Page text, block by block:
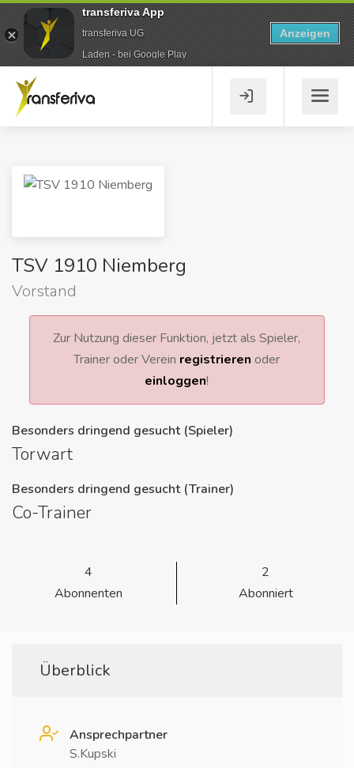
TSV 1910 Niemberg
Vorstand
Zur Nutzung dieser Funktion, jetzt als Spieler,
Trainer oder Verein registrieren oder
einloggen!
Besonders dringend gesucht (Spieler)
Torwart
Besonders dringend gesucht (Trainer)
Co-Trainer
4
Abonnenten
2
Abonniert
Überblick
Ansprechpartner
S.Kupski
transferiva App
transferiva UG
Laden - bei Google Play
Anzeigen